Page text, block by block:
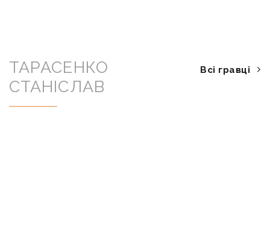
ТАРАСЕНКО
СТАНІСЛАВ
Всі гравці